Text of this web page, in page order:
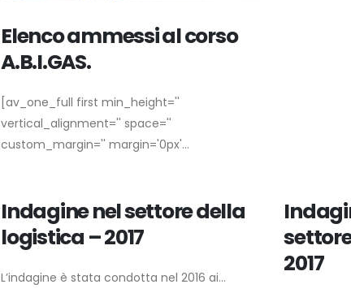
Elenco ammessi al corso
A.B.I.GAS.
[av_one_full first min_height=''
vertical_alignment='' space=''
custom_margin='' margin='0px'...
Indagine nel settore della
logistica – 2017
L’indagine è stata condotta nel 2016 ai...
2017